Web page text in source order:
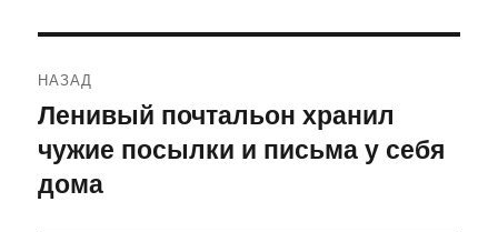
по
записям
НАЗАД
Предыдущая
запись:
Ленивый почтальон хранил
чужие посылки и письма у себя
дома